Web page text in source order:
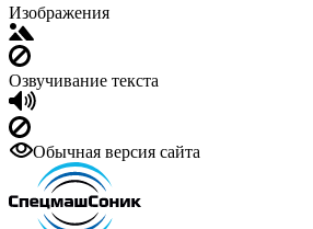
Изображения
Озвучивание текста
Обычная версия сайта